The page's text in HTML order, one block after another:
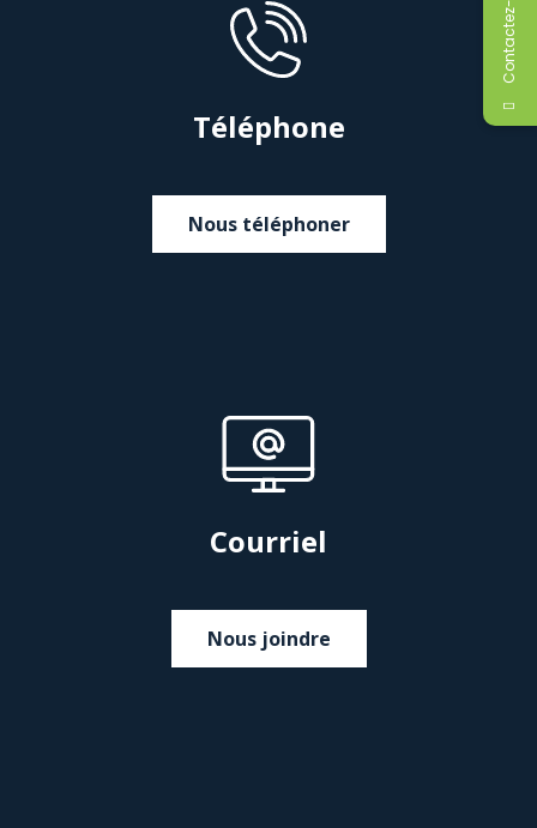
Téléphone
Nous téléphoner
Courriel
Nous joindre
Contactez-moi